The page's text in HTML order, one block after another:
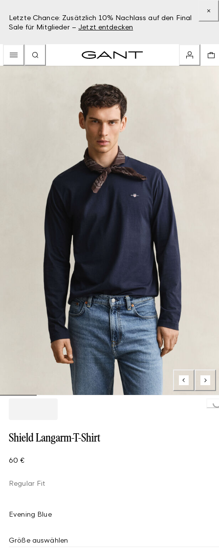
Letzte Chance: Zusätzlich 10% Nachlass auf den Final
Sale für Mitglieder – Jetzt entdecken
Loading...
Shield Langarm-T-Shirt
60 €
Regular Fit
Evening Blue
Größe auswählen